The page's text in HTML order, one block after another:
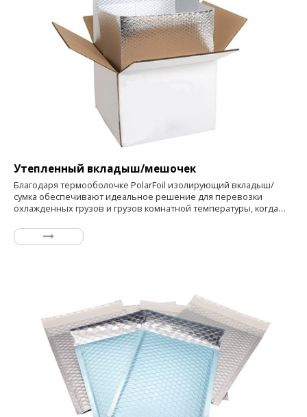
Утепленный вкладыш/мешочек
Благодаря термооболочке PolarFoil изолирующий вкладыш/
сумка обеспечивают идеальное решение для перевозки
охлажденных грузов и грузов комнатной температуры, когда
полностью из полиэтилена низкой плотности, SustainLiner
легкий, компактный и обеспечивает высокоэффективный